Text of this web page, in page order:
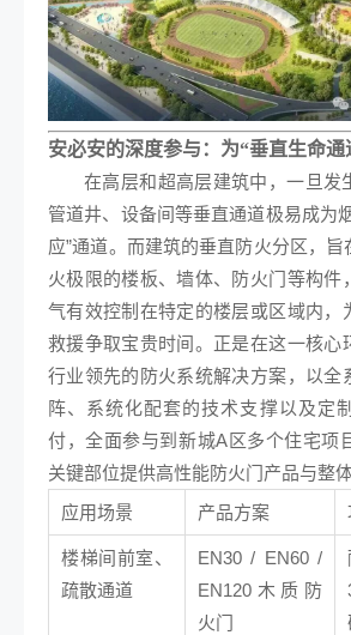
安必安的深度参与：为“垂直生命通
在高层和超高层建筑中，一旦发
管道井、设备间等垂直通道极易成为
应”通道。而建筑的垂直防火分区，
火极限的楼板、墙体、防火门等构件
气有效控制在特定的楼层或区域内，
救援争取宝贵时间。正是在这一核心
行业领先的防火系统解决方案，以全
阵、系统化配套的技术支撑以及定
付，全面参与到新城A区多个住宅项
关键部位提供高性能防火门产品与整体
应用场景
产品方案
楼梯间前室、
疏散通道
EN30 / EN60 /
EN120木质防
火门